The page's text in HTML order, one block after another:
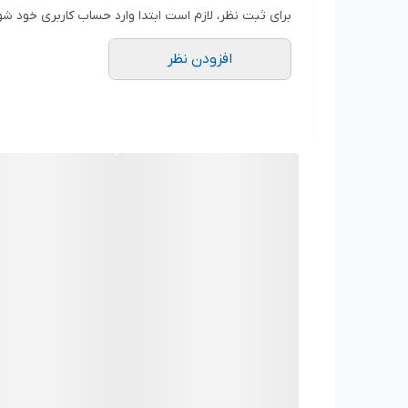
برای ثبت نظر، لازم است ابتدا وارد حساب کاربری خود
افزودن نظر